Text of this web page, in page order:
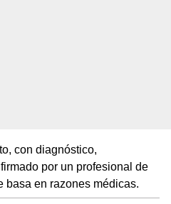
con diagnóstico,
por un profesional de
basa en razones médicas.